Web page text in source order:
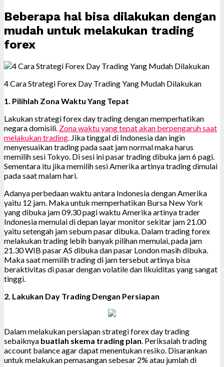
Beberapa hal bisa dilakukan dengan
mudah untuk melakukan trading
forex
4 Cara Strategi Forex Day Trading Yang Mudah Dilakukan
1. Pilihlah Zona Waktu Yang Tepat
Lakukan strategi forex day trading dengan memperhatikan
negara domisili. Zona waktu yang tepat akan berpengaruh saat
melakukan trading. Jika tinggal di Indonesia dan ingin
menyesuaikan trading pada saat jam normal maka harus
memilih sesi Tokyo. Di sesi ini pasar trading dibuka jam 6 pagi.
Sementara itu jika memilih sesi Amerika artinya trading dimulai
pada saat malam hari.
Adanya perbedaan waktu antara Indonesia dengan Amerika
yaitu 12 jam. Maka untuk memperhatikan Bursa New York
yang dibuka jam 09.30 pagi waktu Amerika artinya trader
Indonesia memulai di depan layar monitor sekitar jam 21.00
yaitu setengah jam sebum pasar dibuka. Dalam trading forex
melakukan trading lebih banyak pilihan memulai, pada jam
21.30 WIB pasar AS dibuka dan pasar London masih dibuka.
Maka saat memilih trading di jam tersebut artinya bisa
beraktivitas di pasar dengan volatile dan likuiditas yang sangat
tinggi.
2. Lakukan Day Trading Dengan Persiapan
Dalam melakukan persiapan strategi forex day trading
sebaiknya buatlah skema trading plan. Periksalah trading
account balance agar dapat menentukan resiko. Disarankan
untuk melakukan pemasangan sebesar 2% atau jumlah di